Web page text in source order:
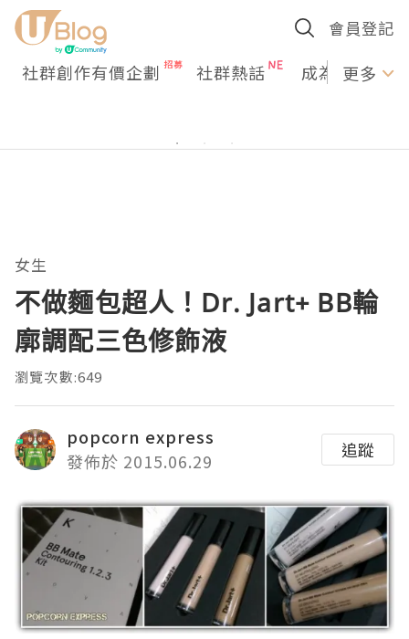
會員登記
社群創作有價企劃 社群熱話 成為U更多
女生
不做麵包超人！Dr. Jart+ BB輪
廓調配三色修飾液
瀏覽次數:649
popcorn express
發佈於 2015.06.29
追蹤